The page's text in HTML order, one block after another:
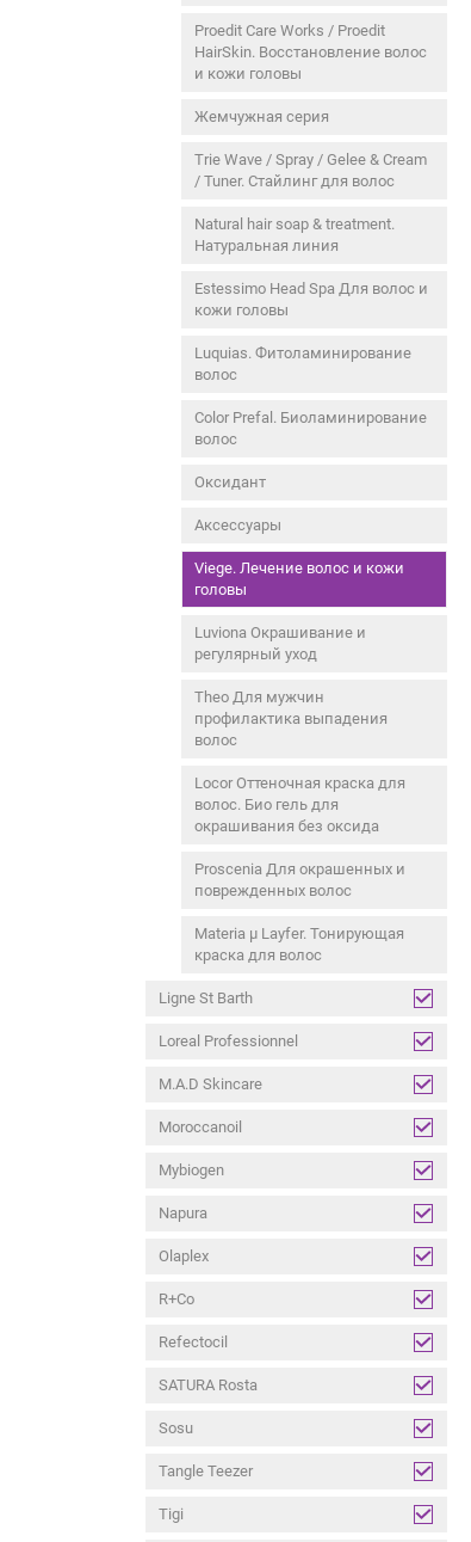
Proedit Care Works / Proedit
HairSkin. Восстановление волос
и кожи головы
Жемчужная серия
Trie Wave / Spray / Gelee & Cream
/ Tuner. Стайлинг для волос
Natural hair soap & treatment.
Натуральная линия
Estessimo Head Spa Для волос и
кожи головы
Luquias. Фитоламинирование
волос
Color Prefal. Биоламинирование
волос
Оксидант
Аксессуары
Viege. Лечение волос и кожи
головы
Luviona Окрашивание и
регулярный уход
Theo Для мужчин
профилактика выпадения
волос
Locor Оттеночная краска для
волос. Био гель для
окрашивания без оксида
Proscenia Для окрашенных и
поврежденных волос
Materia µ Layfer. Тонирующая
краска для волос
Ligne St Barth
Loreal Professionnel
M.A.D Skincare
Moroccanoil
Mybiogen
Napura
Olaplex
R+Co
Refectocil
SATURA Rosta
Sosu
Tangle Teezer
Tigi